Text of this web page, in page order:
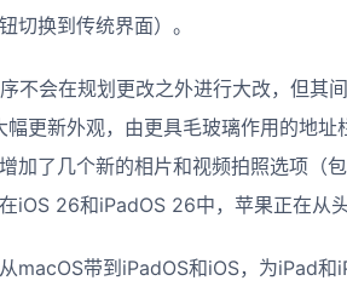
切换到传统界面）。
不会在规划更改之外进行大改，但其
更新外观，由更具毛玻璃作用的地
加了几个新的相片和视频拍照选项（
iOS 26和iPadOS 26中，苹果正在从
macOS带到iPadOS和iOS，为iPad和